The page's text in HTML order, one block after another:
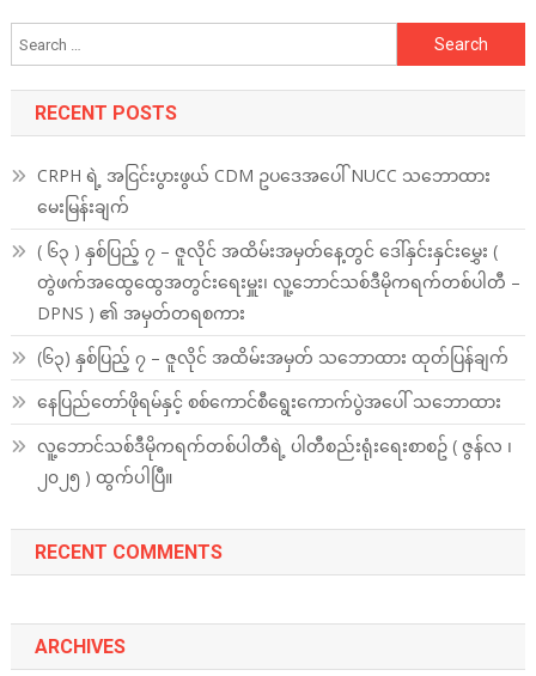
Search
for:
RECENT POSTS
CRPH ရဲ့ အငြင်းပွားဖွယ် CDM ဥပဒေအပေါ် NUCC သဘောထား
မေးမြန်းချက်
( ၆၃ ) နှစ်ပြည့် ၇ – ဇူလိုင် အထိမ်းအမှတ်နေ့တွင် ဒေါ်နှင်းနှင်းမွှေး (
တွဲဖက်အထွေထွေအတွင်းရေးမှူး၊ လူ့ဘောင်သစ်ဒီမိုကရက်တစ်ပါတီ –
DPNS ) ၏ အမှတ်တရစကား
(၆၃) နှစ်ပြည့် ၇ – ဇူလိုင် အထိမ်းအမှတ် သဘောထား ထုတ်ပြန်ချက်
နေပြည်တော်ဖိုရမ်နှင့် စစ်ကောင်စီရွေးကောက်ပွဲအပေါ် သဘောထား
လူ့ဘောင်သစ်ဒီမိုကရက်တစ်ပါတီရဲ့ ပါတီစည်းရုံးရေးစာစဥ် ( ဇွန်လ ၊
၂၀၂၅ ) ထွက်ပါပြီ။
RECENT COMMENTS
ARCHIVES